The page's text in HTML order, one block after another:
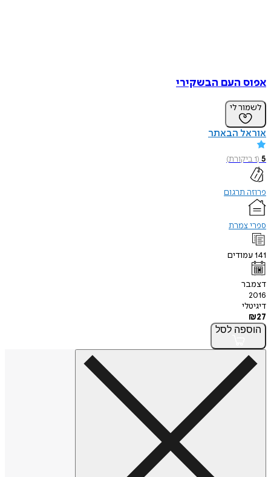
אפוס העם הבשקירי
לשמור לי
אוראל הבאתר
5
(
1ביקורת)
פרוזה תרגום
ספרי צמרת
141עמודים
דצמבר
2016
דיגיטלי
₪27
הוספה לסל